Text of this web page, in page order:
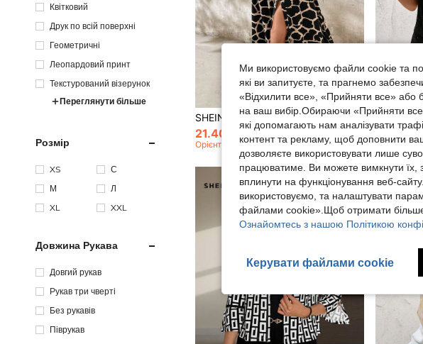
Квітковий
Друк по всій поверхні
Геометричні
Леопардовий принт
Текстурований візерунок
Переглянути більше
Розмір
XS
С
М
Л
XL
XXL
Довжина Рукава
Довгий рукав
Рукав три чверті
Без рукавів
Піврукав
SHEIN Clasi Жіноча довга сукня з геометричним візерунком, сорочка, вбрання для вчителів
21.40€
Орієнтовно
EMERY
4.94€
Ми використовуємо файли cookie та
які ви запитуєте, та прагнемо
«Відхилити все», «Прийняти все»
на ваш вибір.Обираючи «Прийняти
які допомагають нам аналізувати
контент та рекламу, щоб доповнити
дозволяєте використовувати лише
працюватиме. Ви можете вимкнути
вплинути на функціонування веб-
використовуємо, та налаштувати
файлами cookie».Щоб отримати більше
Ознайомтесь з нашою Політикою
Керувати файлами cookie